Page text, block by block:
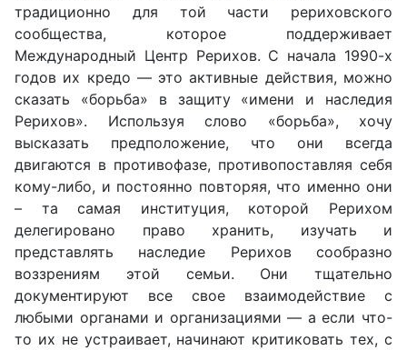
традиционно для той части рериховского
сообщества, которое поддерживает
Международный Центр Рерихов. С начала 1990-х
годов их кредо — это активные действия, можно
сказать «борьба» в защиту «имени и наследия
Рерихов». Используя слово «борьба», хочу
высказать предположение, что они всегда
двигаются в противофазе, противопоставляя себя
кому-либо, и постоянно повторяя, что именно они
– та самая институция, которой Рерихом
делегировано право хранить, изучать и
представлять наследие Рерихов сообразно
воззрениям этой семьи. Они тщательно
документируют все свое взаимодействие с
любыми органами и организациями — а если что-
то их не устраивает, начинают критиковать тех, с